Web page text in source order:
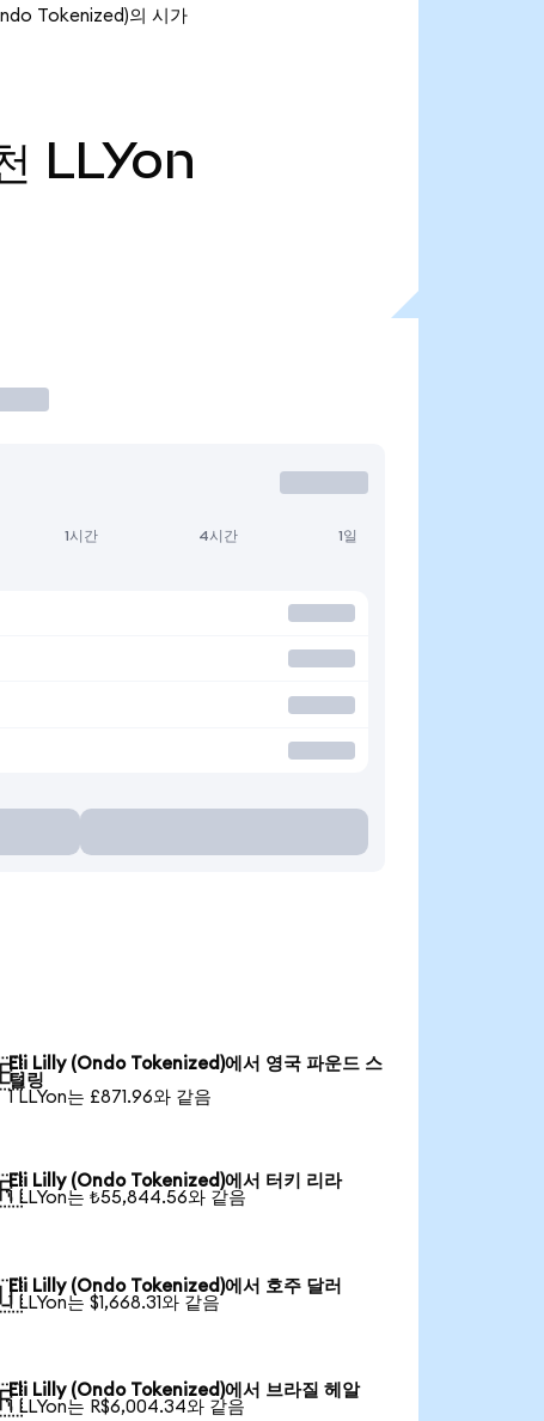
Tokenized)의 시가
LLYon
1시간 4시간 1일
Eli Lilly (Ondo Tokenized)에서 영국 파운드 스
털링
1 LLYon는 £871.96와 같음
Eli Lilly (Ondo Tokenized)에서 터키 리라
1 LLYon는 ₺55,844.56와 같음
Eli Lilly (Ondo Tokenized)에서 호주 달러
1 LLYon는 $1,668.31와 같음
Eli Lilly (Ondo Tokenized)에서 브라질 헤알
1 LLYon는 R$6,004.34와 같음